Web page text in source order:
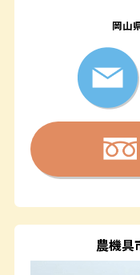
岡山
農機具